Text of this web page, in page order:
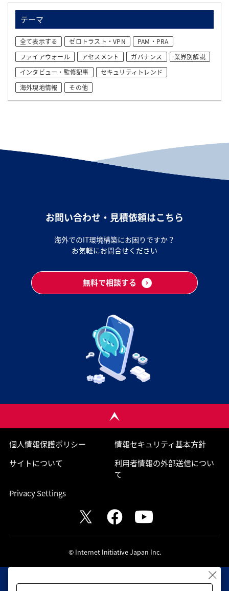
テーマ
全て表示する ゼロトラスト・VPN
PAM・PRA
ファイアウォール
アセスメント ガバナンス
業界別解説
インタビュー・監修記事
セキュリティトレンド
海外現地情報
その他
お問い合わせ・見積依頼はこちら
海外でのIT環境構築にお困りですか？
お気軽にお問合せください
無料で相談する
展開
ソリューション
抱える課題
個人情報保護ポリシー
情報セキュリティ基本方針
サイトについて
利用者情報の外部送信につい
て
Privacy Settings
© Internet Initiative Japan Inc.